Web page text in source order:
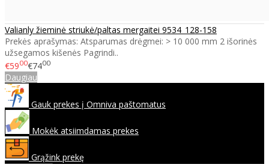
Valianly žieminė striukė/paltas mergaitei 9534_128-158
Prekės aprašymas: Atsparumas drėgmei: > 10 000 mm 2 išorinės
užsegamos kišenės Pagrindi..
€5900€7400
Daugiau
Gauk prekes į Omniva paštomatus
Mokėk atsiimdamas prekes
Grąžink prekę